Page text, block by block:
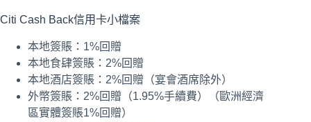
Citi Cash Back信用卡小檔案
本地簽賬：1%回贈
本地食肆簽賬：2%回贈
本地酒店簽賬：2%回贈（宴會酒席除外）
外幣簽賬：2%回贈（1.95%手續費）（歐洲經濟
區實體簽賬1%回贈）